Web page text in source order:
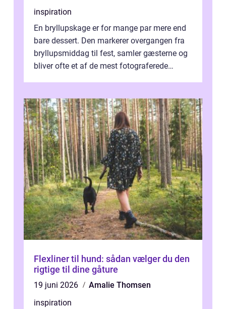
inspiration
En bryllupskage er for mange par mere end
bare dessert. Den markerer overgangen fra
bryllupsmiddag til fest, samler gæsterne og
bliver ofte et af de mest fotograferede
Flexliner til hund: sådan vælger du den
rigtige til dine gåture
19 juni 2026
Amalie Thomsen
inspiration